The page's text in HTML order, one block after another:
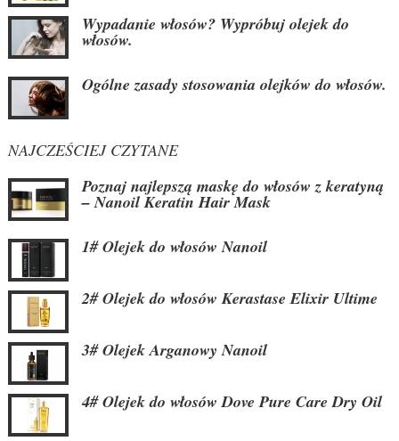
Wypadanie włosów? Wypróbuj olejek do
włosów.
Ogólne zasady stosowania olejków do włosów.
NAJCZEŚCIEJ CZYTANE
Poznaj najlepszą maskę do włosów z keratyną
– Nanoil Keratin Hair Mask
1# Olejek do włosów Nanoil
2# Olejek do włosów Kerastase Elixir Ultime
3# Olejek Arganowy Nanoil
4# Olejek do włosów Dove Pure Care Dry Oil